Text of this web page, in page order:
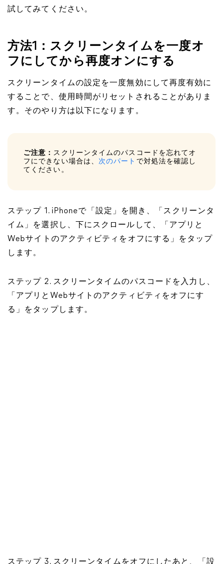
試してみてください。
方法1：スクリーンタイムを一度オ
フにしてから再度オンにする
スクリーンタイムの設定を一度無効にして再度有効に
することで、使用時間がリセットされることがありま
す。そのやり方は以下になります。
ご注意： スクリーンタイムのパスコードを忘れてオ
フにできない場合は、 次のパート で対処法を確認し
てください。
ステップ 1. iPhoneで「設定」を開き、「スクリーンタ
イム」を選択し、下にスクロールして、「アプリと
Webサイトのアクティビティをオフにする」をタップ
します。
ステップ 2. スクリーンタイムのパスコードを入力し、
「アプリとWebサイトのアクティビティをオフにす
る」をタップします。
ステップ 3. スクリーンタイムをオフにしたあと、「設